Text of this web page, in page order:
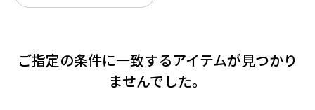
ご指定の条件に一致するアイテムが見つかり
ませんでした。